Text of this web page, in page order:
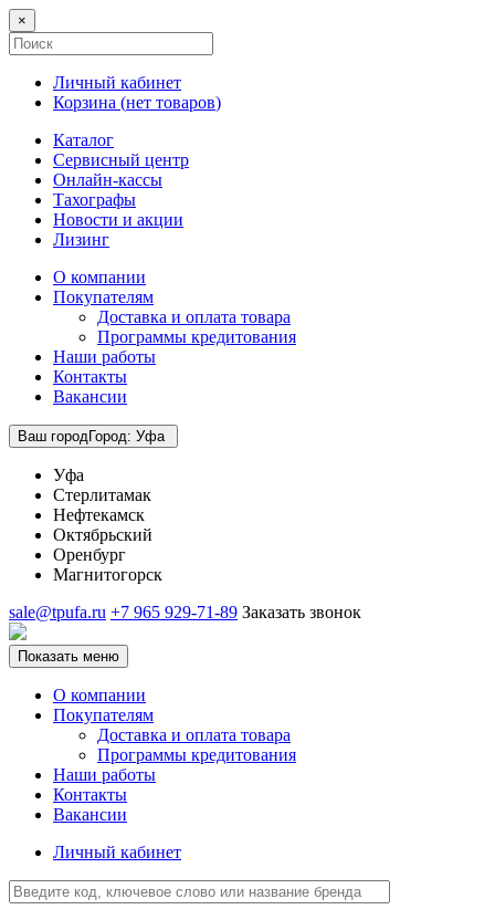
×
Личный кабинет
Корзина (нет товаров)
Каталог
Сервисный центр
Онлайн-кассы
Тахографы
Новости и акции
Лизинг
О компании
Покупателям
Доставка и оплата товара
Программы кредитования
Наши работы
Контакты
Вакансии
Ваш городГород: Уфа
Уфа
Стерлитамак
Нефтекамск
Октябрьский
Оренбург
Магнитогорск
sale@tpufa.ru +7 965 929-71-89 Заказать звонок
Показать меню
О компании
Покупателям
Доставка и оплата товара
Программы кредитования
Наши работы
Контакты
Вакансии
Личный кабинет